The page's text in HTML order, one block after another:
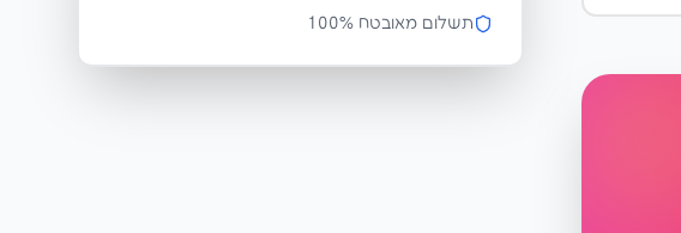
תשלום מאובטח 100%